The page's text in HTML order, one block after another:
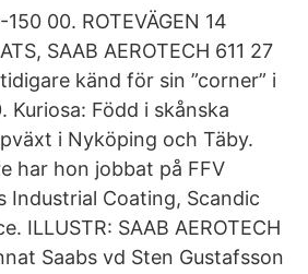
00. ROTEVÄGEN 14
SAAB AEROTECH 611 27
känd för sin ”corner” i
Kuriosa: Född i skånska
i Nyköping och Täby.
har hon jobbat på FFV
Industrial Coating, Scandic
ILLUSTR: SAAB AEROTECH
Saabs vd Sten Gustafsson